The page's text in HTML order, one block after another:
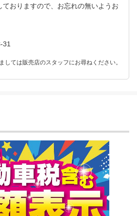
おりますので、お忘れの無いようお
31
ては販売店のスタッフにお尋ねください。